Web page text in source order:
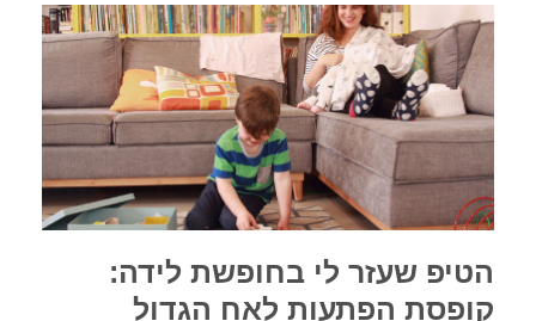
הטיפ שעזר לי בחופשת לידה:
קופסת הפתעות לאח הגדול